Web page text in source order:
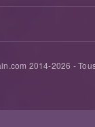
2014-2026 -